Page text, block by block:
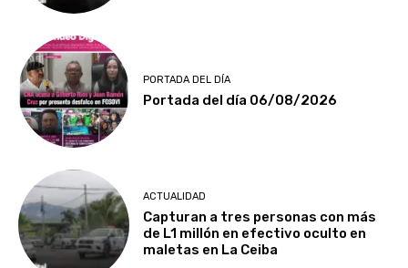
PORTADA DEL DÍA
Portada del día 06/08/2026
ACTUALIDAD
Capturan a tres personas con más
de L1 millón en efectivo oculto en
maletas en La Ceiba